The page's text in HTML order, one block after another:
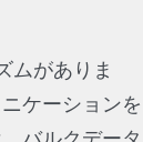
ムがありま
ケーションを